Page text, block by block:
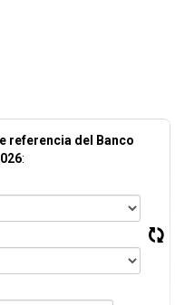
referencia del Banco
: